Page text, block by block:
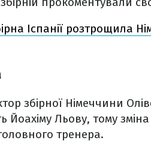
Іспанії розтрощила
збірної Німеччини
Йоахіму Льову, тому
тренера.